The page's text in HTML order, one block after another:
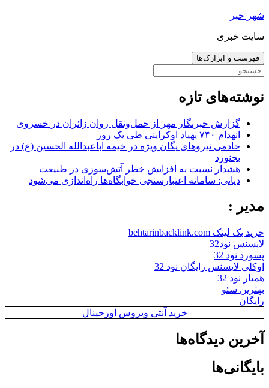
رفتن
نوشته‌ها
شهر خبر
سایت خبری
فهرست و ابزارک‌ها
جستجو
نوشته‌های تازه
گزارش خبرنگار مهر از حمل‌ونقل روان زائران در خسروی
انهدام ۷۴۰ پهپاد اوکراینی طی یک روز
خادمی نیروهای یگان ویژه در خیمه اباعبدالله الحسین (ع) در
بجنورد
هشدار نسبت به افزایش خطر آتش‌سوزی در طبیعت
دیانی: سامانه اعتبارسنجی خوابگاه‌ها راه‌اندازی می‌شود
مدیر :
خرید بک لینک behtarinbacklink.com
لایسنس نود32
پسورد نود 32
اوکلی لایسنس رایگان نود 32
همیار نود 32
بهترین سئو
رایگان
خرید آنتی ویروس اورجینال
آخرین دیدگاه‌ها
بایگانی‌ها